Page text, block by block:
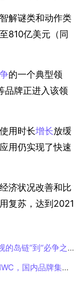
解谜类和动作类
810亿美元（同
的一个典型领
品牌正进入该领
用时长增长放缓
应用仍实现了快速
济状况改善和比
复苏，达到2021
岛链”到“必争之地”
海，头部厂商出货量超百万